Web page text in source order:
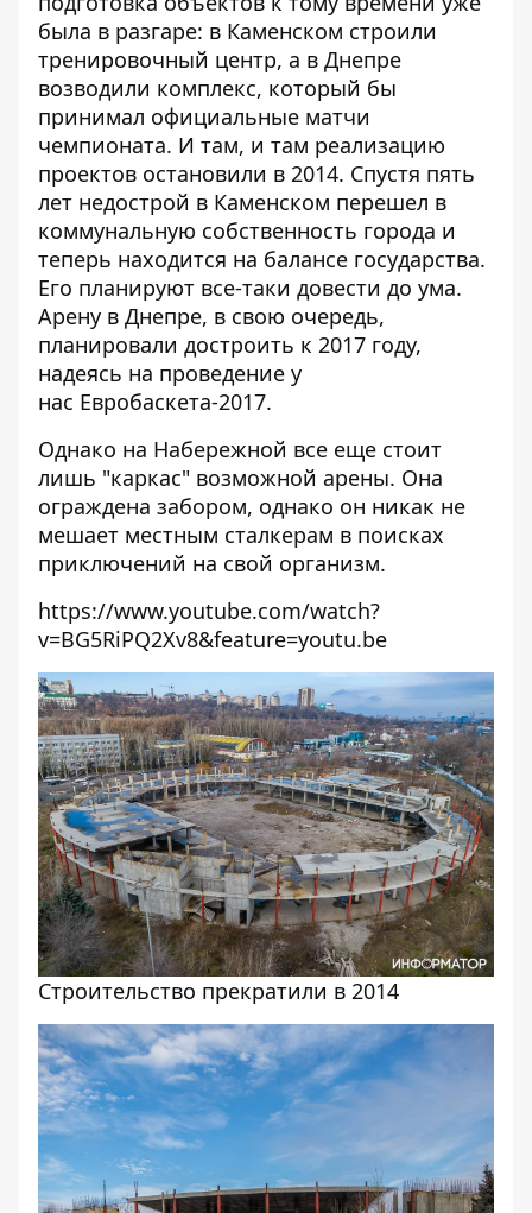
была в разгаре: в Каменском строили
тренировочный центр, а в Днепре
возводили комплекс, который бы
принимал официальные матчи
чемпионата. И там, и там реализацию
проектов остановили в 2014. Спустя пять
лет недострой в Каменском перешел в
коммунальную собственность города и
теперь находится на балансе государства.
Его планируют все-таки довести до ума.
Арену в Днепре, в свою очередь,
планировали достроить к 2017 году,
надеясь на проведение у
нас Евробаскета-2017.
Однако на Набережной все еще стоит
лишь "каркас" возможной арены. Она
ограждена забором, однако он никак не
мешает местным сталкерам в поисках
приключений на свой организм.
https://www.youtube.com/watch?
v=BG5RiPQ2Xv8&feature=youtu.be
Строительство прекратили в 2014